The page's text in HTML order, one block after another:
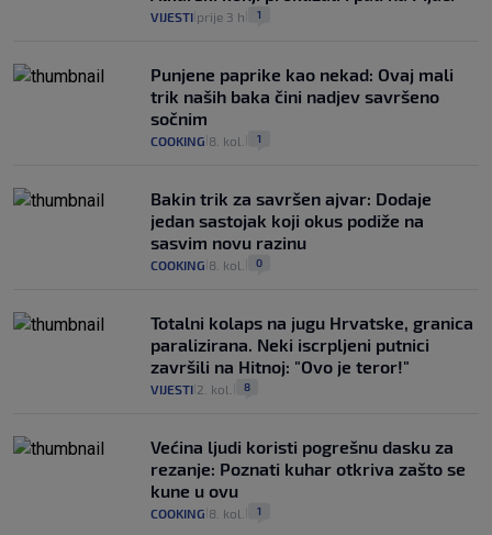
VIJESTI prije 3 h 1
Punjene paprike kao nekad: Ovaj mali
trik naših baka čini nadjev savršeno
sočnim
COOKING 8. kol. 1
Bakin trik za savršen ajvar: Dodaje
jedan sastojak koji okus podiže na
sasvim novu razinu
COOKING 8. kol. 0
Totalni kolaps na jugu Hrvatske, granica
paralizirana. Neki iscrpljeni putnici
završili na Hitnoj: "Ovo je teror!"
VIJESTI 2. kol. 8
Većina ljudi koristi pogrešnu dasku za
rezanje: Poznati kuhar otkriva zašto se
kune u ovu
COOKING 8. kol. 1